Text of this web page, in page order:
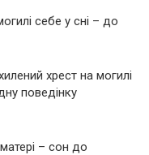
себе у сні – до
хрест на могилі
поведінку
– сон до